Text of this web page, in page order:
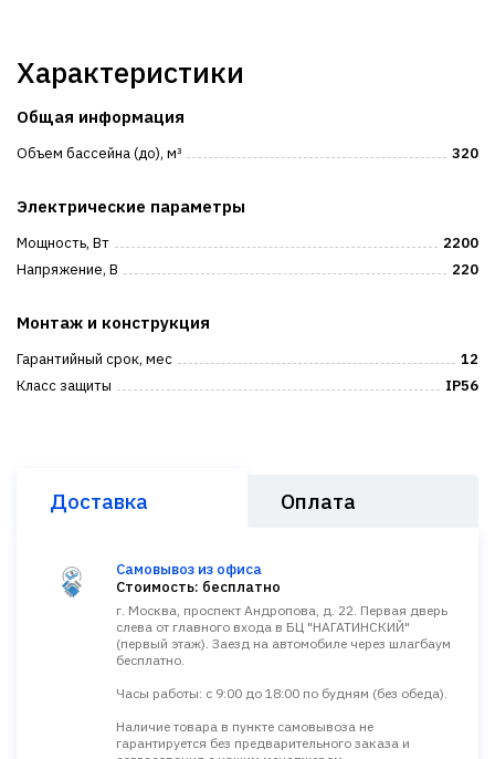
Характеристики
Общая информация
Объем бассейна (до), м³ 320
Электрические параметры
Мощность, Вт
2200
Напряжение, В
220
Монтаж и конструкция
Гарантийный срок, мес
12
Класс защиты
IP56
Доставка Оплата
Самовывоз из офиса
Стоимость: бесплатно
г. Москва, проспект Андропова, д. 22. Первая дверь
слева от главного входа в БЦ "НАГАТИНСКИЙ"
(первый этаж). Заезд на автомобиле через шлагбаум
бесплатно.
Часы работы: с 9:00 до 18:00 по будням (без обеда).
Наличие товара в пункте самовывоза не
гарантируется без предварительного заказа и